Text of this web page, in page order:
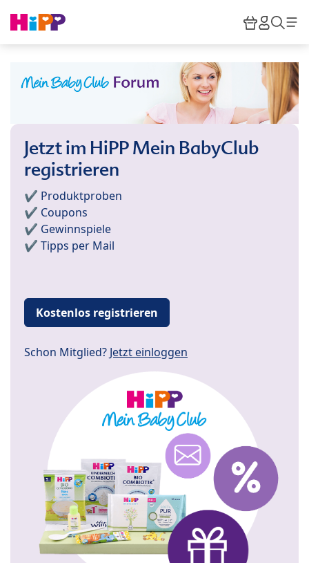
HiPP
Jetzt im HiPP Mein BabyClub
registrieren
✔️ Produktproben
✔️ Coupons
✔️ Gewinnspiele
✔️ Tipps per Mail
Kostenlos registrieren
Schon Mitglied? Jetzt einloggen